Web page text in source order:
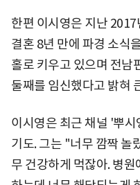
한편 이시영은 지난
결혼 8년 만에 파경 소식
홀로 키우고 있으며 전남
둘째를 임신했다고 밝혀
이시영은 최근 채널 '뿌
기도. 그는 "너무 깜짝 놀
무 건강하게 먹잖아. 병